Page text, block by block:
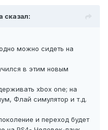
сказал:
можно сидеть на
в этим новым
xbox one; на
Флай симулятор и т.д.
и переход будет